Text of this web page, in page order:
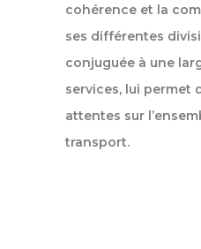
cohérence et la
ses différentes
conjuguée à une
services, lui permet
attentes sur
transport.